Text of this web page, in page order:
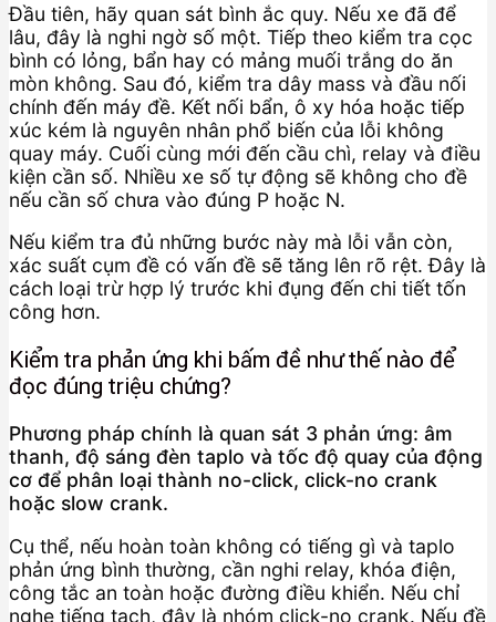
Đầu tiên, hãy quan sát bình ắc quy. Nếu xe đã để
lâu, đây là nghi ngờ số một. Tiếp theo kiểm tra cọc
bình có lỏng, bẩn hay có mảng muối trắng do ăn
mòn không. Sau đó, kiểm tra dây mass và đầu nối
chính đến máy đề. Kết nối bẩn, ô xy hóa hoặc tiếp
xúc kém là nguyên nhân phổ biến của lỗi không
quay máy. Cuối cùng mới đến cầu chì, relay và điều
kiện cần số. Nhiều xe số tự động sẽ không cho đề
nếu cần số chưa vào đúng P hoặc N.
Nếu kiểm tra đủ những bước này mà lỗi vẫn còn,
xác suất cụm đề có vấn đề sẽ tăng lên rõ rệt. Đây là
cách loại trừ hợp lý trước khi đụng đến chi tiết tốn
công hơn.
Kiểm tra phản ứng khi bấm đề như thế nào để
đọc đúng triệu chứng?
Phương pháp chính là quan sát 3 phản ứng: âm
thanh, độ sáng đèn taplo và tốc độ quay của động
cơ để phân loại thành no-click, click-no crank
hoặc slow crank.
Cụ thể, nếu hoàn toàn không có tiếng gì và taplo
phản ứng bình thường, cần nghi relay, khóa điện,
công tắc an toàn hoặc đường điều khiển. Nếu chỉ
nghe tiếng tạch, đây là nhóm click-no crank. Nếu đề